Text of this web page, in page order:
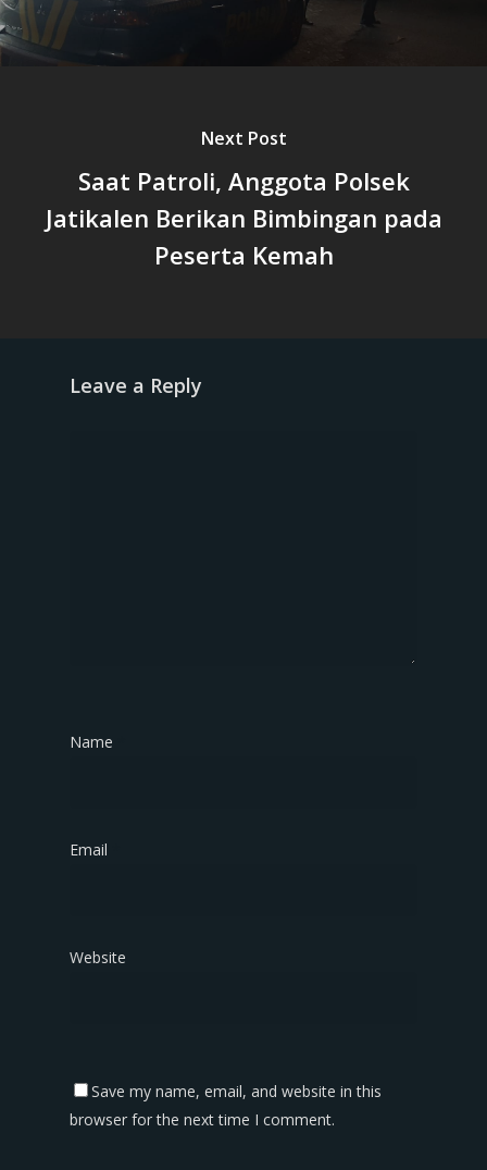
Next Post
Saat Patroli, Anggota Polsek
Jatikalen Berikan Bimbingan pada
Peserta Kemah
Leave a Reply
Name
Email
Website
Save my name, email, and website in this
browser for the next time I comment.